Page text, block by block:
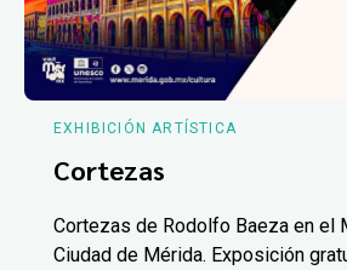
EXHIBICIÓN ARTÍSTICA
Cortezas
Cortezas de Rodolfo Baeza en el
Ciudad de Mérida. Exposición